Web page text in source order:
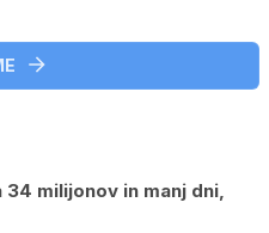
milijonov in manj dni,